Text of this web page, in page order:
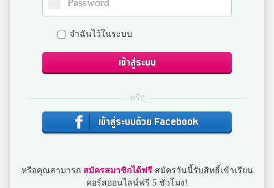
ชิชิ
บุรีรัมย์พิทยาคม
Tos Boonpheng
สวนกุหลาบวิทยาลัย
fafa
กุดชุมวิทยาคม
จำฉันไว้ในระบบ
เข้าสู่ระบบ
หรือ
เข้าสู่ระบบด้วย Facebook
หรือคุณสามารถ สมัครสมาชิกได้ฟรีสมัครวันนี้รับสิทธิ์เข้าเรียน
คอร์สออนไลน์ฟรี 5 ชั่วโมง!